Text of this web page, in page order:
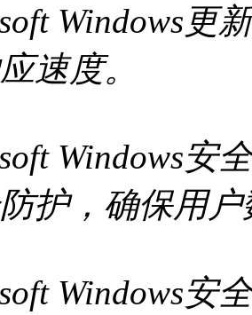
Windows更
速度。
Windows安
护，确保用
Windows安